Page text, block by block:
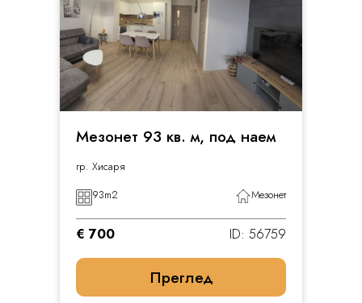
Мезонет 93 кв. м, под наем
гр. Хисаря
93m2 Мезонет
€ 700 ID: 56759
Преглед